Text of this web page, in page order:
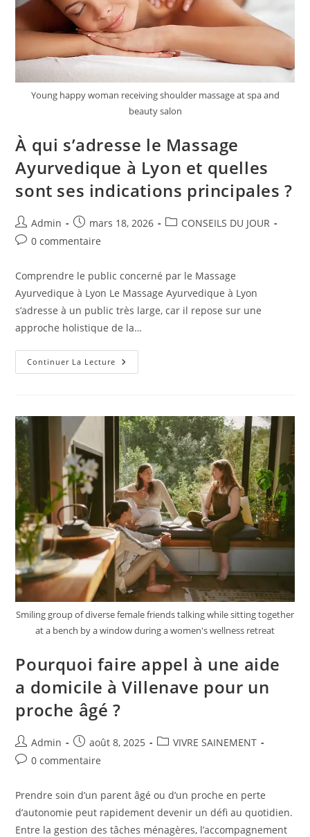
?
Young happy woman receiving shoulder massage at spa and
beauty salon
À qui s’adresse le Massage
Ayurvedique à Lyon et quelles
sont ses indications principales ?
Auteur/autrice
de
Admin
Publication
publiée :
mars 18, 2026
PostCONSEILS DU JOUR
Commentaires
publication :
0 commentaire
Comprendre le public concerné par le Massage
Ayurvedique à Lyon Le Massage Ayurvedique à Lyon
s’adresse à un public très large, car il repose sur une
approche holistique de la…
Continuer La Lecture À
Qui
À
Lyon
Et
Quelles
Sont
Ses
Indications
Principales
?
Smiling group of diverse female friends talking while sitting together
at a bench by a window during a women's wellness retreat
Pourquoi faire appel à une aide
a domicile à Villenave pour un
proche âgé ?
Auteur/autrice
de
Admin
Publication
publiée :
août 8, 2025
PostVIVRE SAINEMENT
Commentaires
la
publication :
0 commentaire
Prendre soin d’un parent âgé ou d’un proche en perte
d’autonomie peut rapidement devenir un défi au quotidien.
Entre la gestion des tâches ménagères, l’accompagnement